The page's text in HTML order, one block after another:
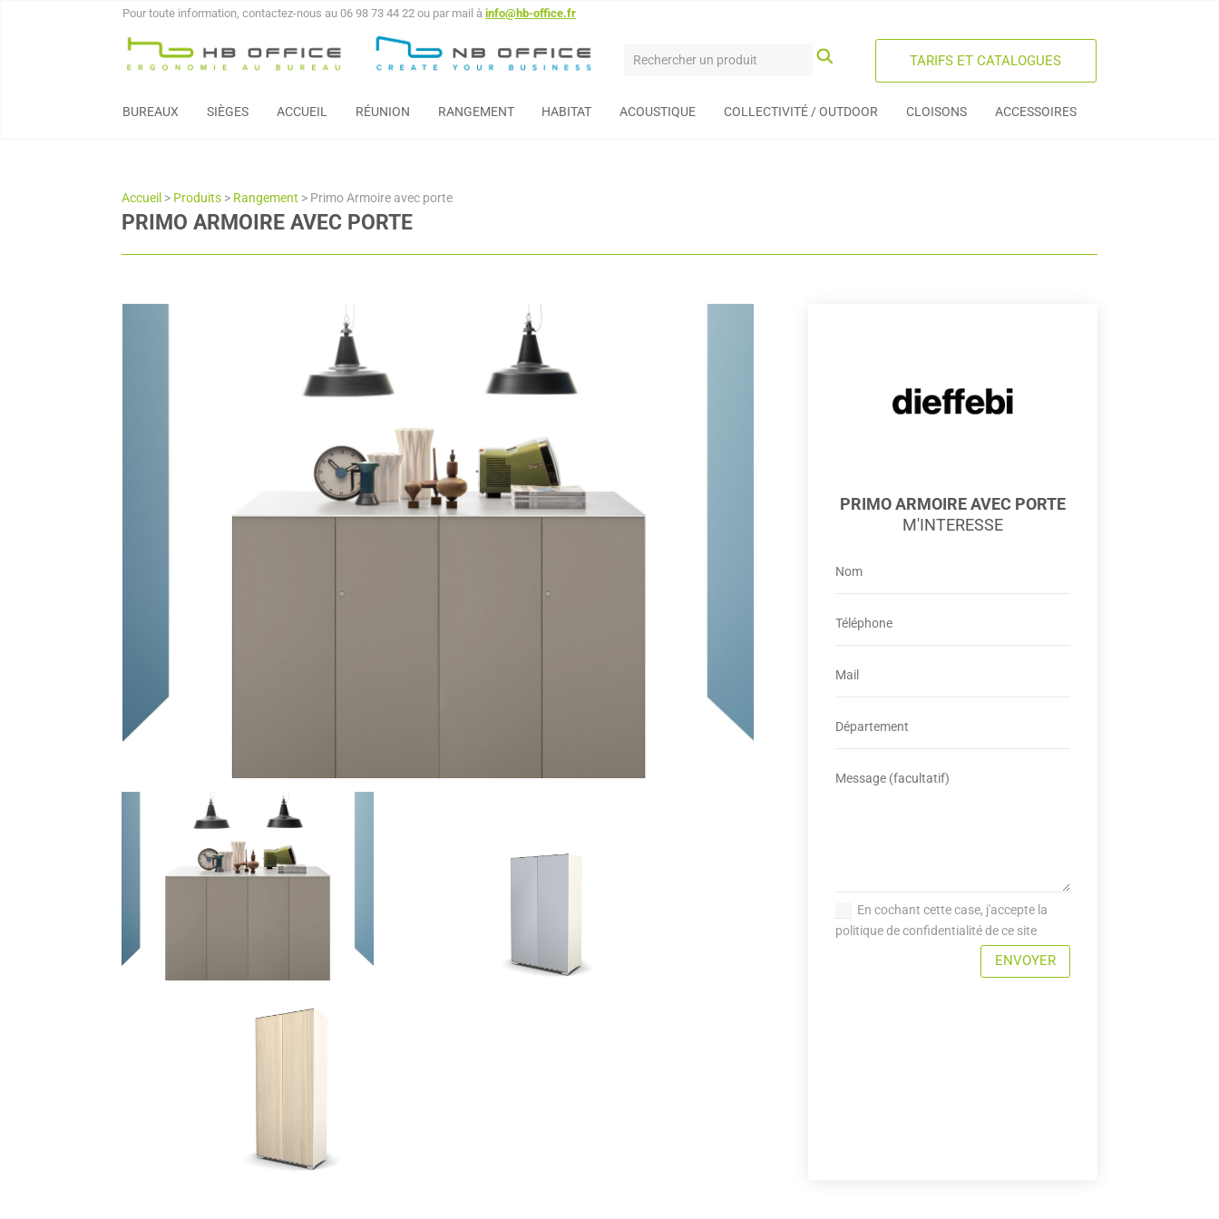
Pour toute information, contactez-nous au 06 98 73 44 22 ou par mail àinfo@hb-office.fr
TARIFS ET CATALOGUES
BUREAUX SIÈGES ACCUEIL RÉUNION RANGEMENT HABITAT ACOUSTIQUE COLLECTIVITÉ / OUTDOOR CLOISONS ACCESSOIRES
Accueil > Produits > Rangement > Primo Armoire avec porte
PRIMO ARMOIRE AVEC PORTE
PRIMO ARMOIRE AVEC PORTE
En cochant cette case, j'accepte la
politique de confidentialité de ce site
ENVOYER